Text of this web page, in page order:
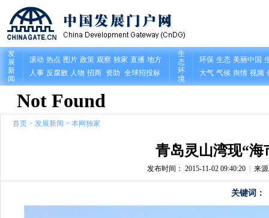
首页 > 发展新闻 > 本网独家
青岛灵山湾现“海
发布时间： 2015-11-02 09:40:20| 来
关键词：